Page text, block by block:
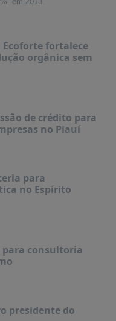
Ecoforte fortalece
orgânica sem
de crédito para
no Piauí
para
no Espírito
para consultoria
presidente do